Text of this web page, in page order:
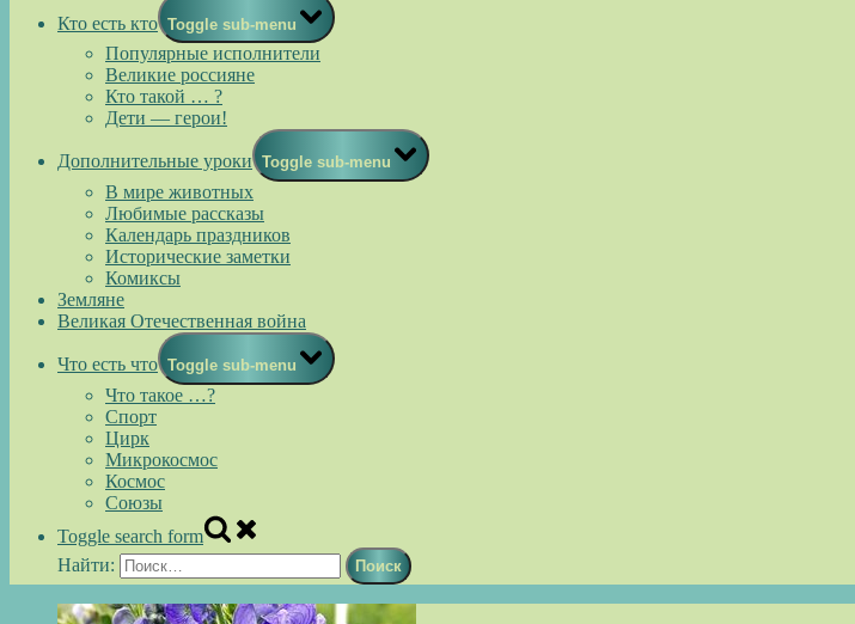
Кто есть кто Toggle sub-menu
Популярные исполнители
Великие россияне
Кто такой … ?
Дети — герои!
Дополнительные уроки Toggle sub-menu
В мире животных
Любимые рассказы
Календарь праздников
Исторические заметки
Комиксы
Земляне
Великая Отечественная война
Что есть что Toggle sub-menu
Что такое …?
Спорт
Цирк
Микрокосмос
Космос
Союзы
Toggle search form
Найти: